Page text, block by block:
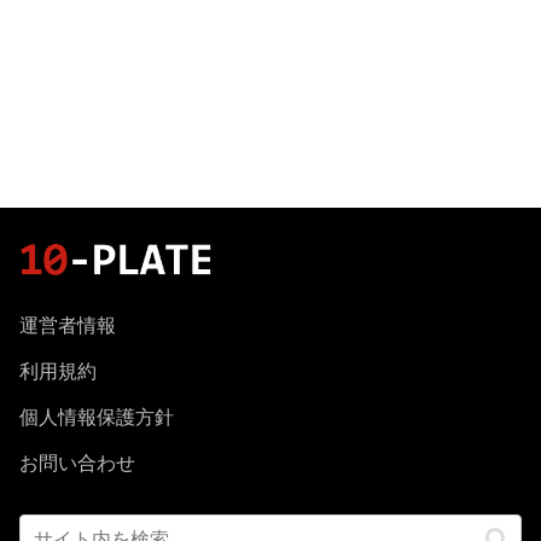
運営者情報
利用規約
個人情報保護方針
お問い合わせ